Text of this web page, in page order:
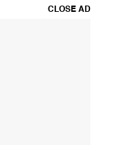
CLOSE AD